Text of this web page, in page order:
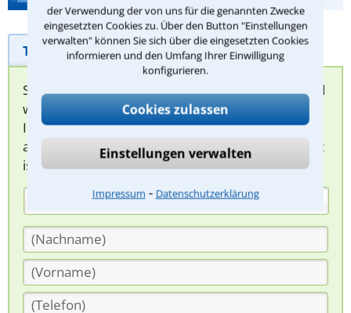
der Verwendung der von uns für die genannten Zwecke
eingesetzten Cookies zu. Über den Button "Einstellungen
verwalten" können Sie sich über die eingesetzten Cookies
informieren und den Umfang Ihrer Einwilligung
konfigurieren.
Cookies zulassen
Einstellungen verwalten
Impressum ⁃ Datenschutzerklärung
Telefonhilfe Beratungsanfrage
Sie können hier Ihren Fall schildern. Anschließend
werden sich spezialisierte Rechtsanwälte bei
Ihnen melden, um das weitere Vorgehen
abzuklären. Die Rückmeldung durch einen Anwalt
ist für Sie kostenlos.